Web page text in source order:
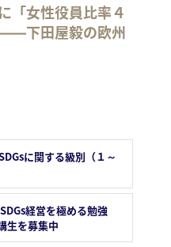
「女性役員比率４
下田屋毅の欧州
に関する級別（１～
経営を極める勉強
生を募集中